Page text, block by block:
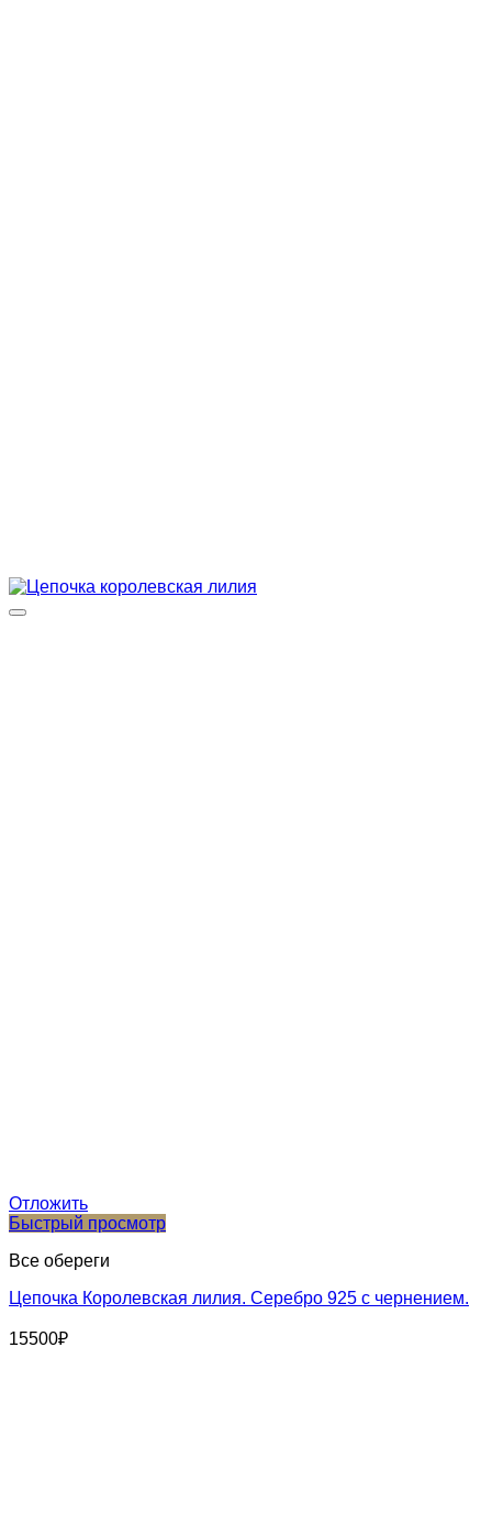
Отложить
Быстрый просмотр
Все обереги
Цепочка Королевская лилия. Серебро 925 с чернением.
15500₽